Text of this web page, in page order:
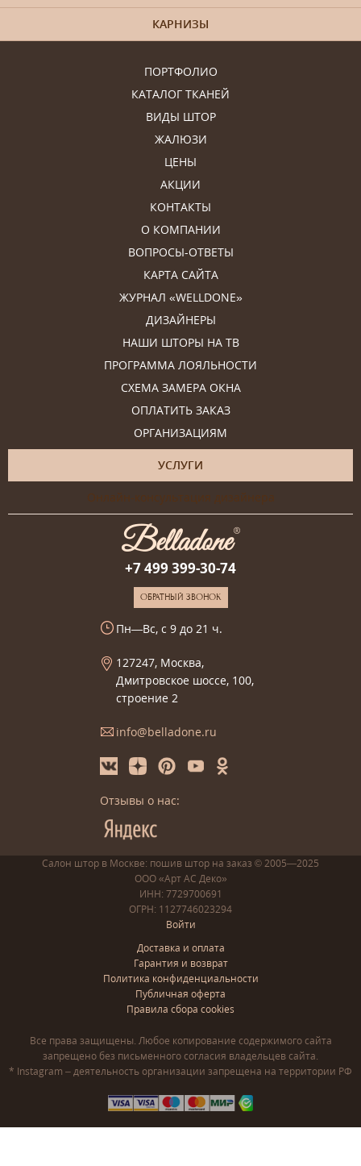
ПОРТФОЛИО
КАТАЛОГ ТКАНЕЙ
ВИДЫ ШТОР
ЖАЛЮЗИ
ЦЕНЫ
АКЦИИ
КОНТАКТЫ
О КОМПАНИИ
ВОПРОСЫ-ОТВЕТЫ
КАРТА САЙТА
ЖУРНАЛ «WELLDONE»
ДИЗАЙНЕРЫ
НАШИ ШТОРЫ НА ТВ
ПРОГРАММА ЛОЯЛЬНОСТИ
СХЕМА ЗАМЕРА ОКНА
ОПЛАТИТЬ ЗАКАЗ
ОРГАНИЗАЦИЯМ
УСЛУГИ
Онлайн-консультация дизайнера
КАРНИЗЫ
+7 499 399-30-74
ОБРАТНЫЙ ЗВОНОК
Пн—Вс, с 9 до 21 ч.
127247, Москва,
Дмитровское шоссе, 100,
строение 2
info@belladone.ru
Отзывы о нас:
Салон штор в Москве: пошив штор на заказ © 2005—2025
ООО «Арт АС Деко»
ИНН: 7729700691
ОГРН: 1127746023294
Войти
Доставка и оплата
Гарантия и возврат
Политика конфиденциальности
Публичная оферта
Правила сбора cookies
Все права защищены. Любое копирование содержимого сайта
запрещено без письменного согласия владельцев сайта.
* Instagram – деятельность организации запрещена на территории РФ